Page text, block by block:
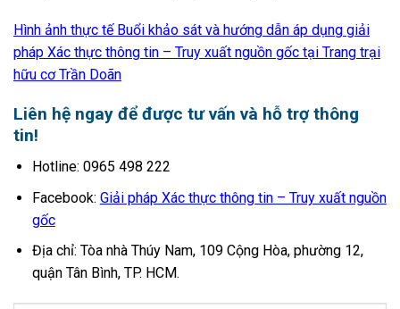
Hình ảnh thực tế Buổi khảo sát và hướng dẫn áp dụng giải
pháp Xác thực thông tin – Truy xuất nguồn gốc tại Trang trại
hữu cơ Trần Doãn
Liên hệ ngay để được tư vấn và hỗ trợ thông
tin!
Hotline: 0965 498 222
Facebook: Giải pháp Xác thực thông tin – Truy xuất nguồn
gốc
Địa chỉ: Tòa nhà Thúy Nam, 109 Cộng Hòa, phường 12,
quận Tân Bình, TP. HCM.